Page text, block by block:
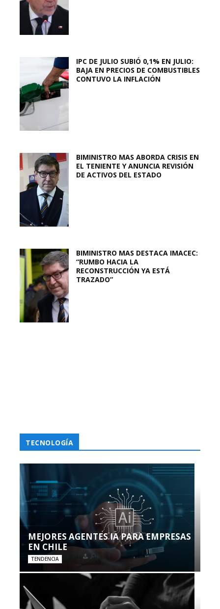
IPC DE JULIO SUBIÓ 0,1% EN JULIO:
BAJA EN PRECIOS DE COMBUSTIBLES
CONTUVO LA INFLACIÓN
BIMINISTRO MAS ABORDA CRISIS EN
EL TENIENTE Y ANUNCIA REVISIÓN
DE ACTIVOS DEL ESTADO
BIMINISTRO MAS DESTACA IMACEC:
“RUMBO HACIA LA
RECONSTRUCCIÓN YA ESTÁ
TRAZADO”
TECNOLOGÍA
MEJORES AGENTES IA PARA EMPRESAS
EN CHILE
TENDENCIA